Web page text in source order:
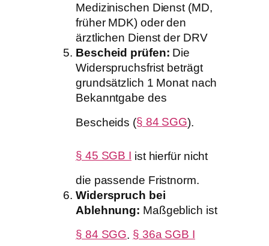
Medizinischen Dienst (MD,
früher MDK) oder den
ärztlichen Dienst der DRV
Bescheid prüfen: Die
Widerspruchsfrist beträgt
grundsätzlich 1 Monat nach
Bekanntgabe des
Bescheids (§ 84 SGG).
§ 45 SGB I ist hierfür nicht
die passende Fristnorm.
Widerspruch bei
Ablehnung: Maßgeblich ist
§ 84 SGG. § 36a SGB I